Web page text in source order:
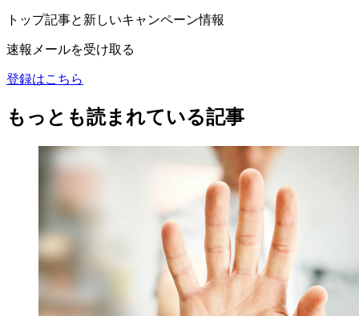
トップ記事と新しいキャンペーン情報
速報メールを受け取る
登録はこちら
もっとも読まれている記事